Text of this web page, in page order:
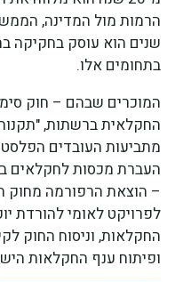
הרמות מול המדינה,
שנים הוא עוסק בחקיקה
בתחומים אלו.
המוכרים שבהם – חוק
החקלאית ברשתות,
מתביעות העובדים
העברת מכסות לחקלאים
– הוצאת הרפורמה
לפרויקט לאומי להורדת
החקלאות, וניסוח החוק
ופיתוח ענף החקלאות